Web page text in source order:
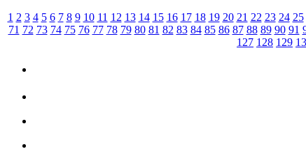
1 2 3 4 5 6 7 8 9 10 11 12 13 14 15 16 17 18 19 20 21 22 23 24 25
71 72 73 74 75 76 77 78 79 80 81 82 83 84 85 86 87 88 89 90 91
127 128 129